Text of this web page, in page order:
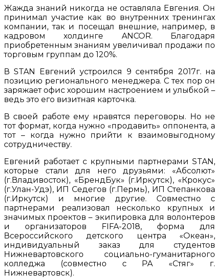
Жажда знаний никогда не оставляла Евгения. Он
принимал участие как во внутренних тренингах
компании, так и посещал внешние, например, в
кадровом холдинге ANCOR. Благодаря
приобретенным знаниям увеличивал продажи по
торговым группам до 120%.
В STAN Евгений устроился 9 сентября 2017г. на
позицию регионального менеджера. С тех пор он
заряжает офис хорошим настроением и улыбкой –
ведь это его визитная карточка.
В своей работе ему нравятся переговоры. Но не
тот формат, когда нужно «продавить» оппонента, а
тот – когда нужно прийти к взаимовыгодному
сотрудничеству.
Евгений работает с крупными партнерами STAN,
которые стали для него друзьями: «Абсолют»
(г.Владивосток), «БрендБук» (г.Иркутск), «Крокус»
(г.Улан-Удэ), ИП Седегов (г.Пермь), ИП Степанкова
(г.Иркутск) и многие другие. Совместно с
партнерами реализовал несколько крупных и
значимых проектов – экипировка для волонтеров
и организаторов FIFA-2018, форма для
Всероссийского детского центра «Океан»,
индивидуальный заказ для студентов
Нижневартовского социально-гуманитарного
колледжа (совместно с РА «Стяг» г.
Нижневартовск).